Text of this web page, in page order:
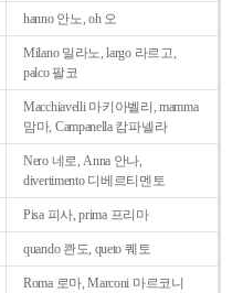
hanno 안노, oh 오
Milano 밀라노, largo 라르고,
palco 팔코
Macchiavelli 마키아벨리, mamma
맘마, Campanella 캄파넬라
Nero 네로, Anna 안나,
divertimento 디베르티멘토
Pisa 피사, prima 프리마
quando 콴도, queto 퀘토
Roma 로마, Marconi 마르코니